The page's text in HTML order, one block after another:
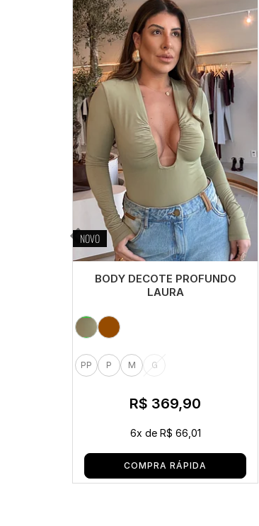
NOVO
BODY DECOTE PROFUNDO
LAURA
PP P M G
R$ 369,90
6x de R$ 66,01
COMPRA RÁPIDA